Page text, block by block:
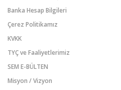
Banka Hesap Bilgileri
Çerez Politikamız
KVKK
TYÇ ve Faaliyetlerimiz
SEM E-BÜLTEN
Misyon / Vizyon